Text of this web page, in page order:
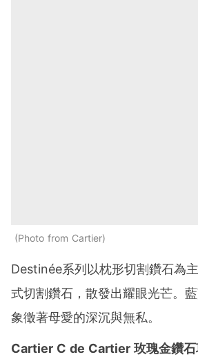
Photo from Cartier
Destinée系列以枕形切割鑽石為
式切割鑽石，散發出耀眼光芒。
象徵著母愛的深沉與無私。
Cartier C de Cartier 玫瑰金鑽石